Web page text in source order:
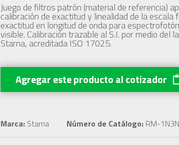
Juego de filtros patrón (material de referencia)
calibración de exactitud y linealidad de la escala
exactitud en longitud de onda para
visible. Calibración trazable al S.I. por medio del
Starna, acreditada ISO 17025.
Agregar este productoal cotizador
Marca:Starna Número de Catálogo:RM-